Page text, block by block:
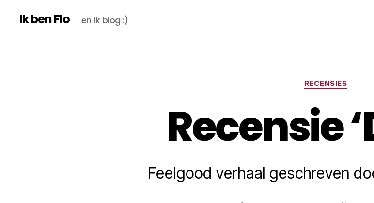
Ik ben Flo en ik blog :)
Categorieën
RECENSIES
Recensie
Feelgood verhaal geschreven